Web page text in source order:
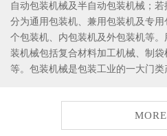
自动包装机械及半自动包装机械；
分为通用包装机、兼用包装机及专
个包装机、内包装机及外包装机等
装机械包括复合材料加工机械、制
等。包装机械是包装工业的一大门类